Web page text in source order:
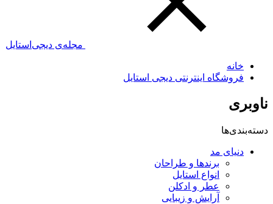
مجله‌ی دیجی‌استایل
خانه
فروشگاه اینترنتی دیجی استایل
ناوبری
دسته‌بندی‌ها
دنیای مد
برندها و طراحان
انواع استایل
عطر و ادکلن
آرایش و زیبایی